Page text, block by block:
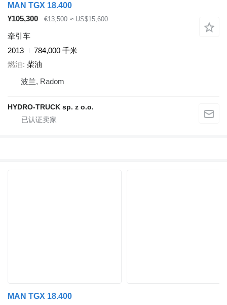
MAN TGX 18.400
¥105,300
€13,500 ≈ US$15,600
牵引车
2013
784,000 千米
燃油 柴油
波兰, Radom
HYDRO-TRUCK sp. z o.o.
MAN TGX 18.400